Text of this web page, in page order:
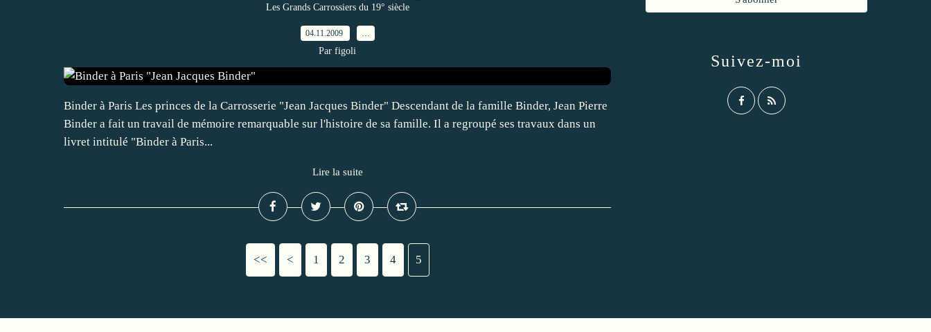
Les Grands Carrossiers du 19° siècle
04.11.2009 …
Par figoli
Binder à Paris Les princes de la Carrosserie "Jean Jacques Binder" Descendant de la famille Binder, Jean Pierre
Binder a fait un travail de mémoire remarquable sur l'histoire de sa famille. Il a regroupé ses travaux dans un
livret intitulé "Binder à Paris...
Lire la suite
<< < 1 2 3 4 5
Suivez-moi